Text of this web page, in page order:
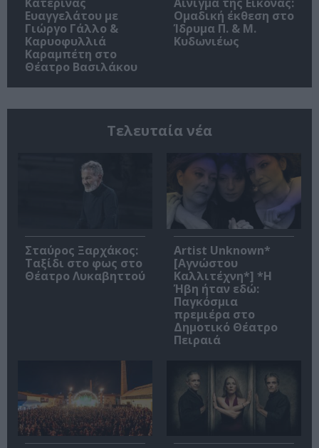
Ευαγγελάτου με
Γιώργο Γάλλο &
Καρυοφυλλιά
Καραμπέτη στο
Θέατρο Βασιλάκου
Ομαδική έκθεση στο
Ίδρυμα Π. & Μ.
Κυδωνιέως
Τελευταία νέα
Σταύρος Ξαρχάκος:
Ταξίδι στο φως στο
Θέατρο Λυκαβηττού
Artist Unknown*
[Αγνώστου
Καλλιτέχνη*] *Η
Ήβη ήταν εδώ:
Παγκόσμια
πρεμιέρα στο
Δημοτικό Θέατρο
Πειραιά